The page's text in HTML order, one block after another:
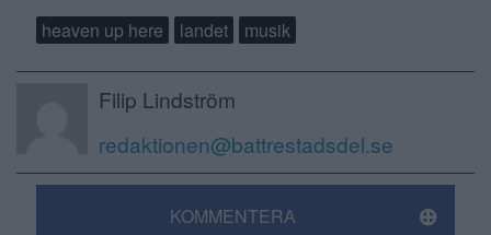
heaven up here landet musik
Filip Lindström
redaktionen@battrestadsdel.se
KOMMENTERA